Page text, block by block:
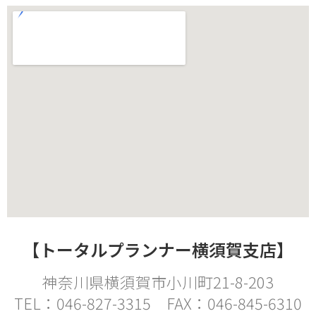
【トータルプランナー横須賀支店】
神奈川県横須賀市小川町21-8-203
TEL： 046-827-3315 FAX： 046-845-6310